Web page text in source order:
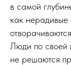
в самой
как нерадивые
Люди по своей
не решаются